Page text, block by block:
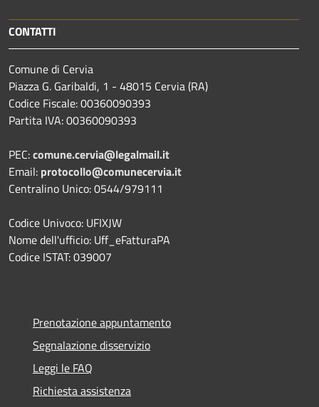
CONTATTI
Comune di Cervia
Piazza G. Garibaldi, 1 - 48015 Cervia (RA)
Codice Fiscale: 00360090393
Partita IVA: 00360090393
PEC:comune.cervia@legalmail.it
Email: protocollo@comunecervia.it
Centralino Unico: 0544/979111
Codice Univoco: UFIXJW
Nome dell'ufficio: Uff_eFatturaPA
Codice ISTAT: 039007
Prenotazione appuntamento
Segnalazione disservizio
Leggi le FAQ
Richiesta assistenza